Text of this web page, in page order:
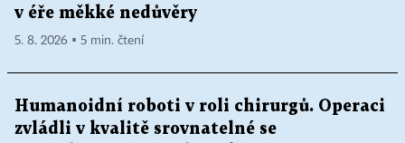
v éře měkké nedůvěry
5. 8. 2026 ▪ 5 min. čtení
Humanoidní roboti v roli chirurgů. Operaci
zvládli v kvalitě srovnatelné se